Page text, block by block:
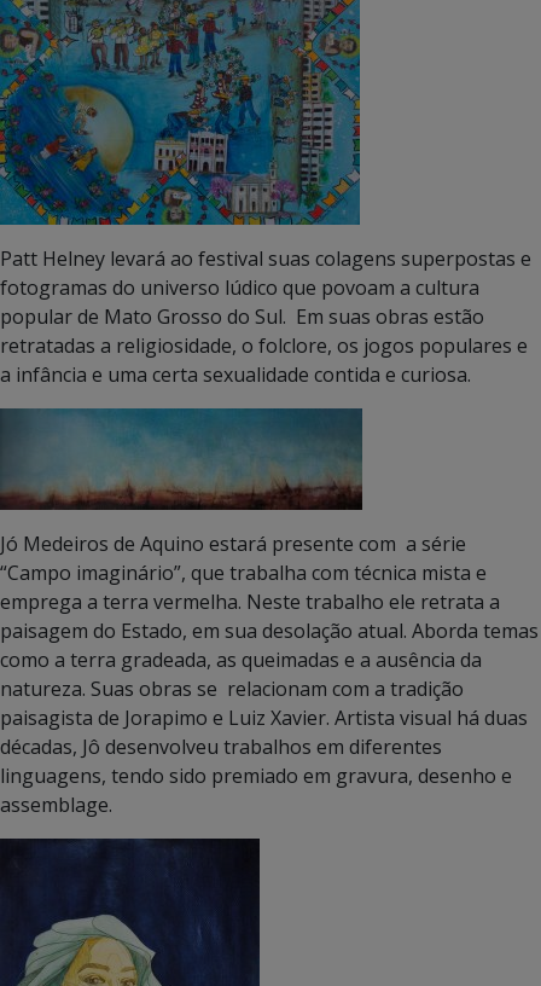
Patt Helney levará ao festival suas colagens superpostas e
fotogramas do universo lúdico que povoam a cultura
popular de Mato Grosso do Sul. Em suas obras estão
retratadas a religiosidade, o folclore, os jogos populares e
a infância e uma certa sexualidade contida e curiosa.
Jó Medeiros de Aquino estará presente com a série
“Campo imaginário”, que trabalha com técnica mista e
emprega a terra vermelha. Neste trabalho ele retrata a
paisagem do Estado, em sua desolação atual. Aborda temas
como a terra gradeada, as queimadas e a ausência da
natureza. Suas obras se relacionam com a tradição
paisagista de Jorapimo e Luiz Xavier. Artista visual há duas
décadas, Jô desenvolveu trabalhos em diferentes
linguagens, tendo sido premiado em gravura, desenho e
assemblage.